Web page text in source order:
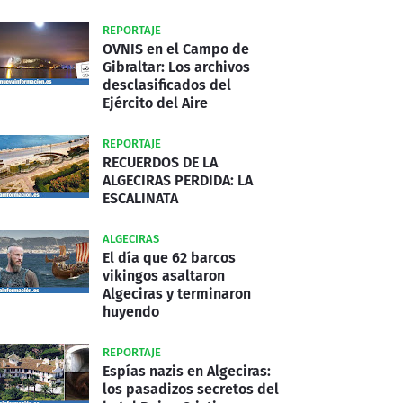
REPORTAJE
OVNIS en el Campo de
Gibraltar: Los archivos
desclasificados del
Ejército del Aire
REPORTAJE
RECUERDOS DE LA
ALGECIRAS PERDIDA: LA
ESCALINATA
ALGECIRAS
El día que 62 barcos
vikingos asaltaron
Algeciras y terminaron
huyendo
REPORTAJE
Espías nazis en Algeciras:
los pasadizos secretos del